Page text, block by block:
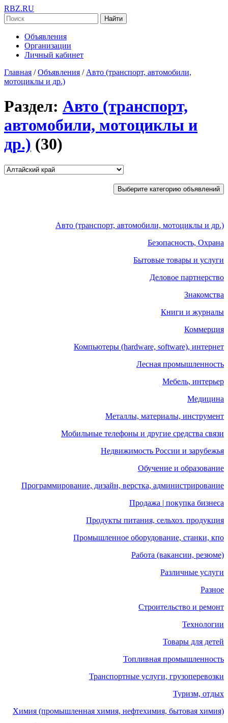
RBZ.RU
Найти
Объявления
Организации
Личный кабинет
Главная / Объявления / Авто (транспорт, автомобили,
мотоциклы и др.)
Раздел: Авто (транспорт,
автомобили, мотоциклы и
др.) (30)
Выберите категорию объявлений
Авто (транспорт, автомобили, мотоциклы и др.)
Безопасность, Охрана
Бытовые товары и услуги
Деловое партнерство
Знакомства
Книги и журналы
Коммерция
Компьютеры (hardware, software), интернет
Лесная промышленность
Мебель, интерьер
Медицина
Металлы, материалы, инструмент
Мобильные телефоны и другие средства связи
Недвижимость России и зарубежья
Обучение и образование
Программирование, дизайн, верстка, администрирование
Продажа | покупка бизнеса
Продукты питания, сельхоз. продукция
Промышленное оборудование, станки, кпо
Работа (вакансии, резюме)
Различные услуги
Разное
Строительство и ремонт
Технологии
Товары для детей
Топливная промышленность
Транспортные услуги, грузоперевозки
Туризм, отдых
Химия (промышленная химия, нефтехимия, бытовая химия)